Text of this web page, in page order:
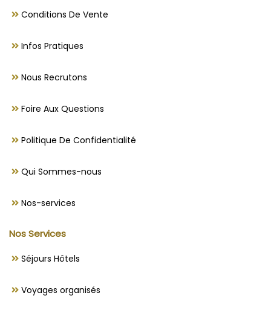
Conditions De Vente
Infos Pratiques
Nous Recrutons
Foire Aux Questions
Politique De Confidentialité
Qui Sommes-nous
Nos-services
Nos Services
Séjours Hôtels
Voyages organisés